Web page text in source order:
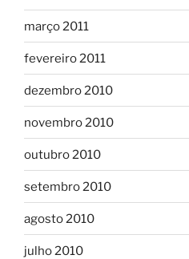
março 2011
fevereiro 2011
dezembro 2010
novembro 2010
outubro 2010
setembro 2010
agosto 2010
julho 2010